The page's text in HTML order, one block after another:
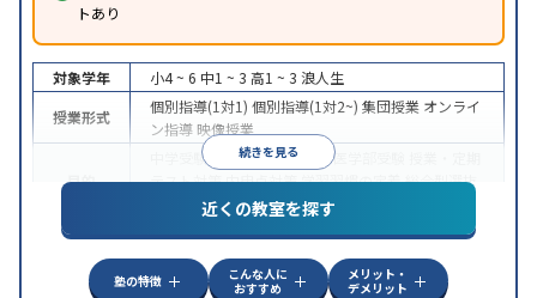
トあり
続きを見る
対象学年 小4 ~ 6 中1 ~ 3 高1 ~ 3 浪人生
授業形式
個別指導(1対1) 個別指導(1対2~) 集団授業 オンライ
ン指導 映像授業
目的
中学受験 高校受験大学受験 医学部受験
テスト対策内申点対策学習習慣の定着総合型選抜
(旧AO)対策 推薦入試対策学校別特化対策
特徴
中高一貫校生に対応特待生・奨学金制度あり成績
保証制度あり授業の振替可能 不登校生に対応
ライン対応
1科目から受講可能
季節講習のみの受講
近くの教室を探す
塾の特徴
こんな人に
おすすめ
メリット・
デメリット